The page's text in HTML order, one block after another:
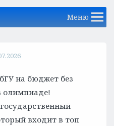
Меню
на бюджет без
олимпиаде!
входит в топ